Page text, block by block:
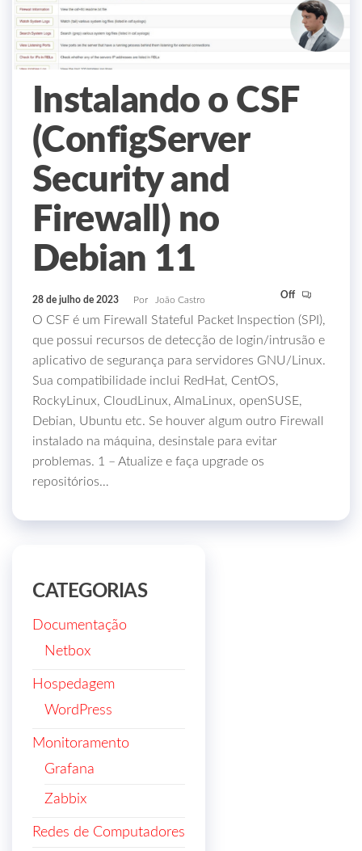
Instalando o CSF
(ConfigServer
Security and
Firewall) no
Debian 11
28 de julho de 2023 Por João Castro Off
O CSF é um Firewall Stateful Packet Inspection (SPI),
que possui recursos de detecção de login/intrusão e
aplicativo de segurança para servidores GNU/Linux.
Sua compatibilidade inclui RedHat, CentOS,
RockyLinux, CloudLinux, AlmaLinux, openSUSE,
Debian, Ubuntu etc. Se houver algum outro Firewall
instalado na máquina, desinstale para evitar
problemas. 1 – Atualize e faça upgrade os
repositórios…
CATEGORIAS
Documentação
Netbox
Hospedagem
WordPress
Monitoramento
Grafana
Zabbix
Redes de Computadores